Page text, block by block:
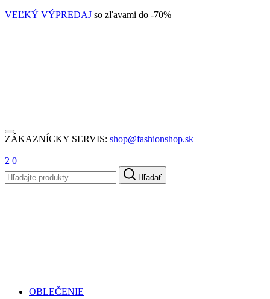
VEĽKÝ VÝPREDAJ so zľavami do -70%
ZÁKAZNÍCKY SERVIS: shop@fashionshop.sk
2 0
Hľadať
OBLEČENIE